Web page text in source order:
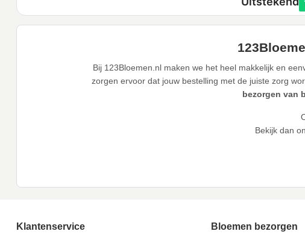
Bij 123Bloemen.nl maken we het heel makkelijk en
zorgen ervoor dat jouw bestelling met de juiste zorg
bezorgen van
Bekijk dan
Klantenservice Bloemen bezorgen